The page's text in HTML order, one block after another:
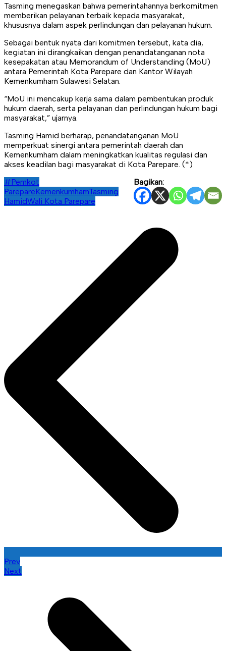
Tasming menegaskan bahwa pemerintahannya berkomitmen
memberikan pelayanan terbaik kepada masyarakat,
khususnya dalam aspek perlindungan dan pelayanan hukum.
Sebagai bentuk nyata dari komitmen tersebut, kata dia,
kegiatan ini dirangkaikan dengan penandatanganan nota
kesepakatan atau Memorandum of Understanding (MoU)
antara Pemerintah Kota Parepare dan Kantor Wilayah
Kemenkumham Sulawesi Selatan.
“MoU ini mencakup kerja sama dalam pembentukan produk
hukum daerah, serta pelayanan dan perlindungan hukum bagi
masyarakat,” ujarnya.
Tasming Hamid berharap, penandatanganan MoU
memperkuat sinergi antara pemerintah daerah dan
Kemenkumham dalam meningkatkan kualitas regulasi dan
akses keadilan bagi masyarakat di Kota Parepare. (*)
Bagikan:
#Pemkot
ParepareKemenkumhamTasming
HamidWali Kota Parepare
Prev
Next